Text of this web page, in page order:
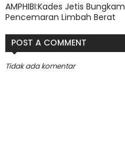
AMPHIBI:Kades Jetis Bungkam
Pencemaran Limbah Berat
POST A COMMENT
Tidak ada komentar